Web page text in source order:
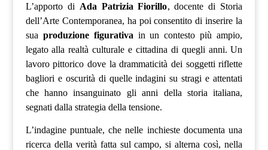
L’apporto di Ada Patrizia Fiorillo, docente di Storia
dell’Arte Contemporanea, ha poi consentito di inserire la
sua produzione figurativa in un contesto più ampio,
legato alla realtà culturale e cittadina di quegli anni. Un
lavoro pittorico dove la drammaticità dei soggetti riflette
bagliori e oscurità di quelle indagini su stragi e attentati
che hanno insanguinato gli anni della storia italiana,
segnati dalla strategia della tensione.
L’indagine puntuale, che nelle inchieste documenta una
ricerca della verità fatta sul campo, si alterna così, nella